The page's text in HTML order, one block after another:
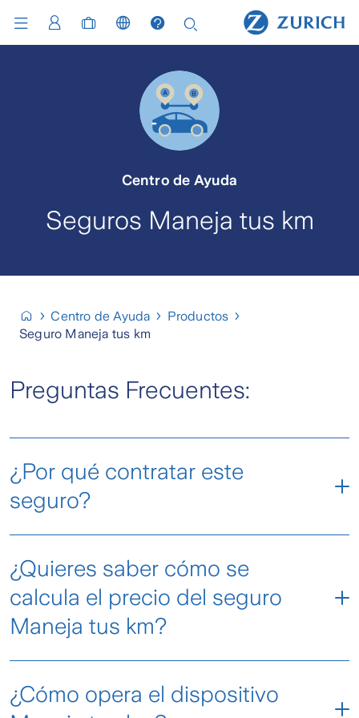
Centro de Ayuda
Seguros Maneja tus km
Centro de Ayuda
Productos
Seguro Maneja tus km
Preguntas Frecuentes:
¿Por qué contratar este
seguro?
¿Quieres saber cómo se
calcula el precio del seguro
Maneja tus km?
variable que depende de los km que recorras
cada mes y de las coberturas adicionales y
¿Cómo opera el dispositivo